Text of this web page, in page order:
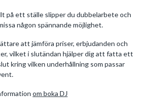
på ett ställe slipper du dubbelarbete och
någon spännande möjlighet.
att jämföra priser, erbjudanden och
vilket i slutändan hjälper dig att fatta ett
kring vilken underhållning som passar
om boka DJ